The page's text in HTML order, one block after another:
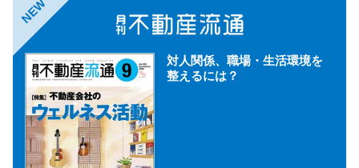
NEW
対人関係、職場・生活環境を
整えるには？